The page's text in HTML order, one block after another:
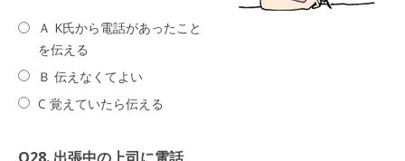
Ａ K氏から電話があったこと
を伝える
Ｂ 伝えなくてよい
C 覚えていたら伝える